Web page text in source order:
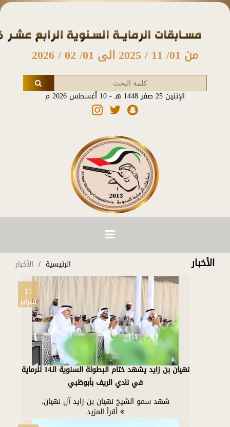
من 01/ 11 / 2025 الى 01/ 02 / 2026
الإثنين 25 صفر 1448 هـ - 10 أغسطس 2026 م
الأخبار الرئيسية
الأخبار
11
فبراير
نهيان بن زايد يشهد ختام البطولة السنوية الـ14 للرماية
في نادي الريف بأبوظبي
شهد سمو الشيخ نهيان بن زايد آل نهيان،
أقرأ المزيد